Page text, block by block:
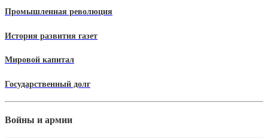
Промышленная революция
История развития газет
Мировой капитал
Государственный долг
Войны и армии